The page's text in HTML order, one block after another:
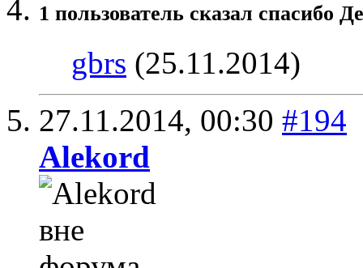
1 пользователь сказал cпасибо
gbrs (25.11.2014)
27.11.2014, 00:30 #194
Alekord